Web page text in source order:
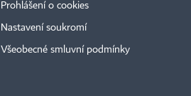
Prohlášení o cookies
Nastavení soukromí
Všeobecné smluvní podmínky